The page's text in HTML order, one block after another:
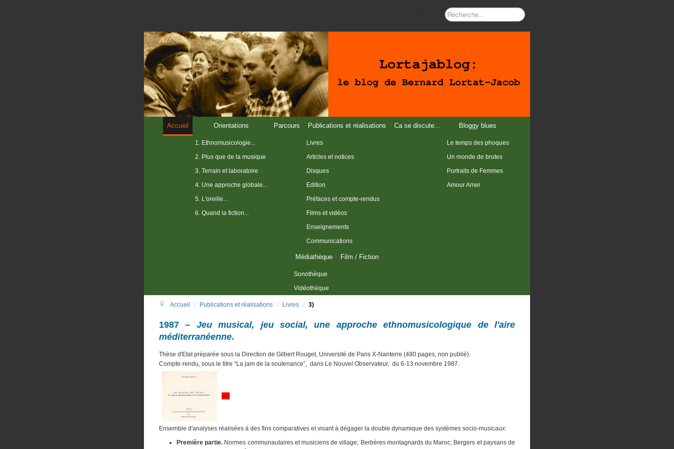
Accueil Orientations
1. Ethnomusicologie...
2. Plus que de la musique
3. Terrain et laboratoire
4. Une approche globale...
5. L'oreille...
6. Quand la fiction...
Parcours Publications et réalisations
Livres
Articles et notices
Disques
Edition
Préfaces et compte-rendus
Films et vidéos
Enseignements
Communications
Ca se discute... Bloggy blues
Le temps des phoques
Un monde de brutes
Portraits de Femmes
Amour Amer
Médiathèque
Sonothèque
Vidéothèque
Film / Fiction
Accueil / Publications et réalisations / Livres / 3)
1987 – Jeu musical, jeu social, une approche ethnomusicologique de l'aire
méditerranéenne.
Thèse d'Etat préparée sous la Direction de Gilbert Rouget, Université de Paris X-Nanterre (480 pages, non publié).
Compte-rendu, sous le titre “La jam de la soutenance”, dans Le Nouvel Observateur, du 6-13 novembre 1987.
----
Ensemble d'analyses réalisées à des fins comparatives et visant à dégager la double dynamique des systèmes socio-musicaux:
Première partie. Normes communautaires et musiciens de village; Berbères montagnards du Maroc; Bergers et paysans de